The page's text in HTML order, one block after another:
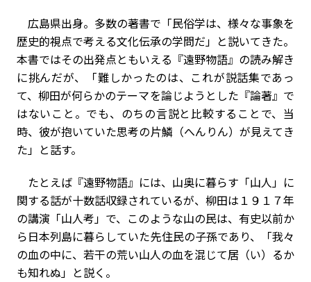
広島県出身。多数の著書で「民俗学は、様々な事象を
歴史的視点で考える文化伝承の学問だ」と説いてきた。
本書ではその出発点ともいえる『遠野物語』の読み解き
に挑んだが、「難しかったのは、これが説話集であっ
て、柳田が何らかのテーマを論じようとした『論著』で
はないこと。でも、のちの言説と比較することで、当
時、彼が抱いていた思考の片鱗（へんりん）が見えてき
た」と話す。
たとえば『遠野物語』には、山奥に暮らす「山人」に
関する話が十数話収録されているが、柳田は１９１７年
の講演「山人考」で、このような山の民は、有史以前か
ら日本列島に暮らしていた先住民の子孫であり、「我々
の血の中に、若干の荒い山人の血を混じて居（い）るか
も知れぬ」と説く。